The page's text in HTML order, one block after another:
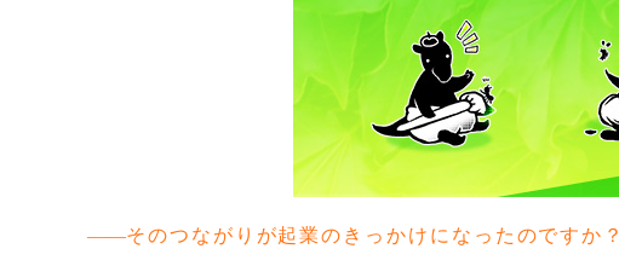
そのつながりが起業のきっかけになったのですか？